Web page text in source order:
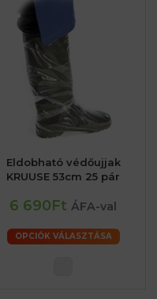
Eldobható védőujjak
KRUUSE 53cm 25 pár
6 690Ft ÁFA-val
OPCIÓK VÁLASZTÁSA